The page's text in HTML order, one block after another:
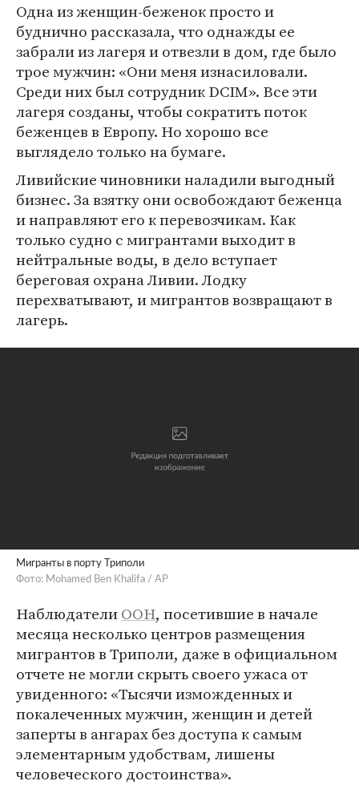
Одна из женщин-беженок просто и
буднично рассказала, что однажды ее
забрали из лагеря и отвезли в дом, где было
трое мужчин: «Они меня изнасиловали.
Среди них был сотрудник DCIM». Все эти
лагеря созданы, чтобы сократить поток
беженцев в Европу. Но хорошо все
выглядело только на бумаге.
Ливийские чиновники наладили выгодный
бизнес. За взятку они освобождают беженца
и направляют его к перевозчикам. Как
только судно с мигрантами выходит в
нейтральные воды, в дело вступает
береговая охрана Ливии. Лодку
перехватывают, и мигрантов возвращают в
лагерь.
Мигранты в порту Триполи
Фото: Mohamed Ben Khalifa / AP
НаблюдателиООН, посетившие в начале
месяца несколько центров размещения
мигрантов в Триполи, даже в официальном
отчете не могли скрыть своего ужаса от
увиденного: «Тысячи изможденных и
покалеченных мужчин, женщин и детей
заперты в ангарах без доступа к самым
элементарным удобствам, лишены
человеческого достоинства».